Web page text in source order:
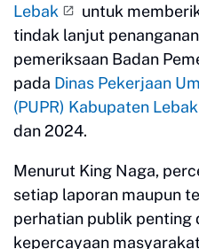
Lebak
untuk
tindak lanjut
pemeriksaan Badan
pada Dinas Pekerjaan
(PUPR) Kabupaten Lebak
dan 2024.
Menurut King Naga,
setiap laporan maupun
perhatian publik penting
kepercayaan